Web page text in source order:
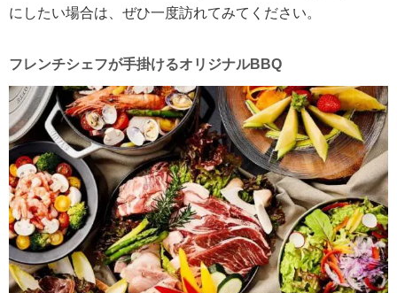
にしたい場合は、ぜひ一度訪れてみてください。
フレンチシェフが手掛けるオリジナルBBQ